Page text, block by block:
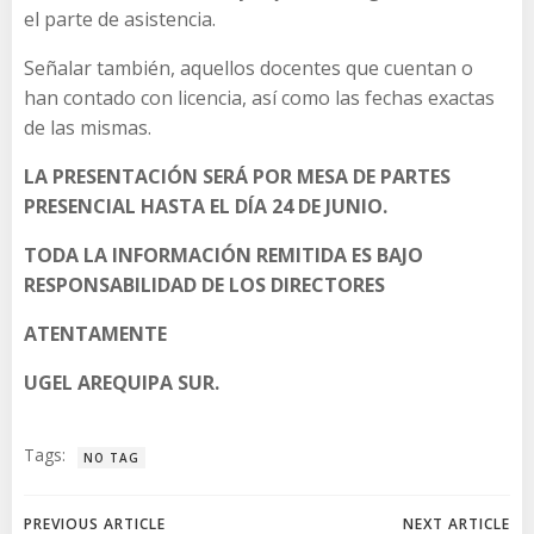
el parte de asistencia.
Señalar también, aquellos docentes que cuentan o
han contado con licencia, así como las fechas exactas
de las mismas.
LA PRESENTACIÓN SERÁ POR MESA DE PARTES
PRESENCIAL HASTA EL DÍA 24 DE JUNIO.
TODA LA INFORMACIÓN REMITIDA ES BAJO
RESPONSABILIDAD DE LOS DIRECTORES
ATENTAMENTE
UGEL AREQUIPA SUR.
Tags: NO TAG
PREVIOUS ARTICLE NEXT ARTICLE